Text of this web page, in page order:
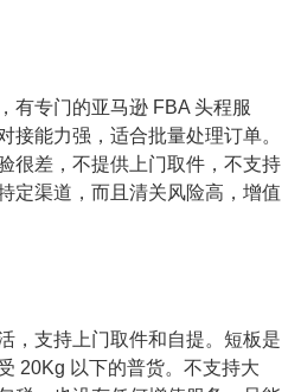
有专门的亚马逊 FBA 头程服
接能力强，适合批量处理订单。
很差，不提供上门取件，不支持
定渠道，而且清关风险高，增值
，支持上门取件和自提。短板是
20Kg 以下的普货。不支持大